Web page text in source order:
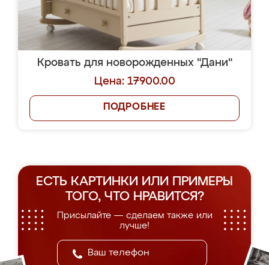
Кровать для новорожденных "Дани"
Цена: 17900.00
ПОДРОБНЕЕ
ЕСТЬ КАРТИНКИ ИЛИ ПРИМЕРЫ
ТОГО, ЧТО НРАВИТСЯ?
Присылайте — сделаем также или
лучше!